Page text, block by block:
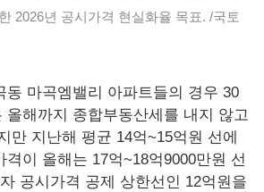
2026년 공시가격 현실화율 목표. /국토
동 마곡엠밸리 아파트들의 경우 30
올해까지 종합부동산세를 내지 않고
만 지난해 평균 14억~15억원 선에
격이 올해는 17억~18억9000만원 선
공시가격 공제 상한선인 12억원을